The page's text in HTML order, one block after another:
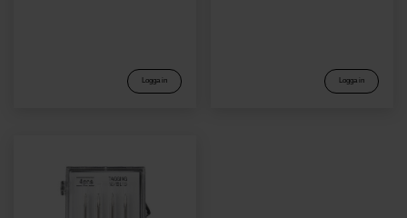
Logga in Logga in